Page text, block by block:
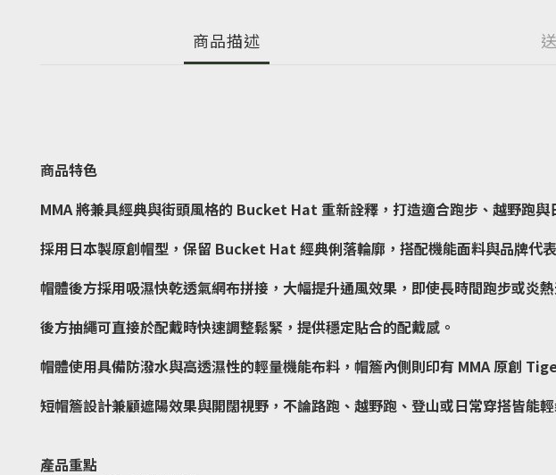
商品描述
商品特色
MMA 將兼具經典與街頭風格的 Bucket Hat 重新詮釋，打造適合跑步、越野跑
採用日本製原創帽型，保留 Bucket Hat 經典俐落輪廓，搭配機能面料與品牌代
帽體後方採用吸濕快乾透氣網布拼接，大幅提升通風效果，即使長時間跑步或炎
後方抽繩可直接於配戴時快速調整鬆緊，提供穩定貼合的配戴感。
帽體使用具備防潑水與高透濕性的輕量機能布料，帽簷內側則印有 MMA 原創
短帽簷設計兼顧遮陽效果與開闊視野，不論路跑、越野跑、登山或日常穿搭皆能輕
產品重點